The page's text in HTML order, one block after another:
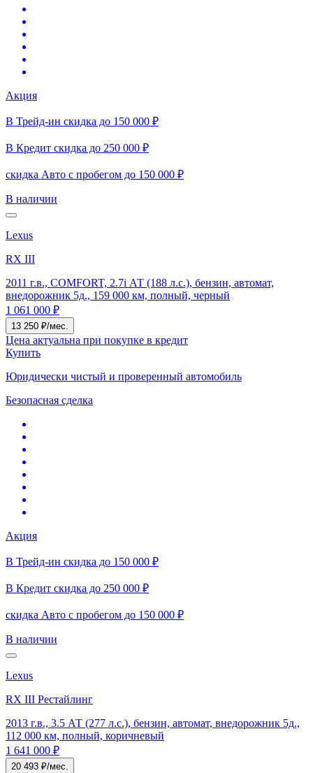
Акция
В Трейд-ин скидка до 150 000 ₽
В Кредит скидка до 250 000 ₽
скидка Авто с пробегом до 150 000 ₽
В наличии
Lexus
RX III
2011 г.в., COMFORT, 2.7i АТ (188 л.с.), бензин, автомат,
внедорожник 5д., 159 000 км, полный, черный
1 061 000 ₽
13 250 ₽/мес.
Цена актуальна при покупке в кредит
Купить
Юридически чистый и проверенный автомобиль
Безопасная сделка
Акция
В Трейд-ин скидка до 150 000 ₽
В Кредит скидка до 250 000 ₽
скидка Авто с пробегом до 150 000 ₽
В наличии
Lexus
RX III Рестайлинг
2013 г.в., 3.5 АТ (277 л.с.), бензин, автомат, внедорожник 5д.,
112 000 км, полный, коричневый
1 641 000 ₽
20 493 ₽/мес.